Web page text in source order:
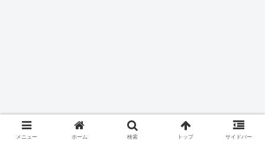
メニュー ホーム 検索 トップ サイドバー